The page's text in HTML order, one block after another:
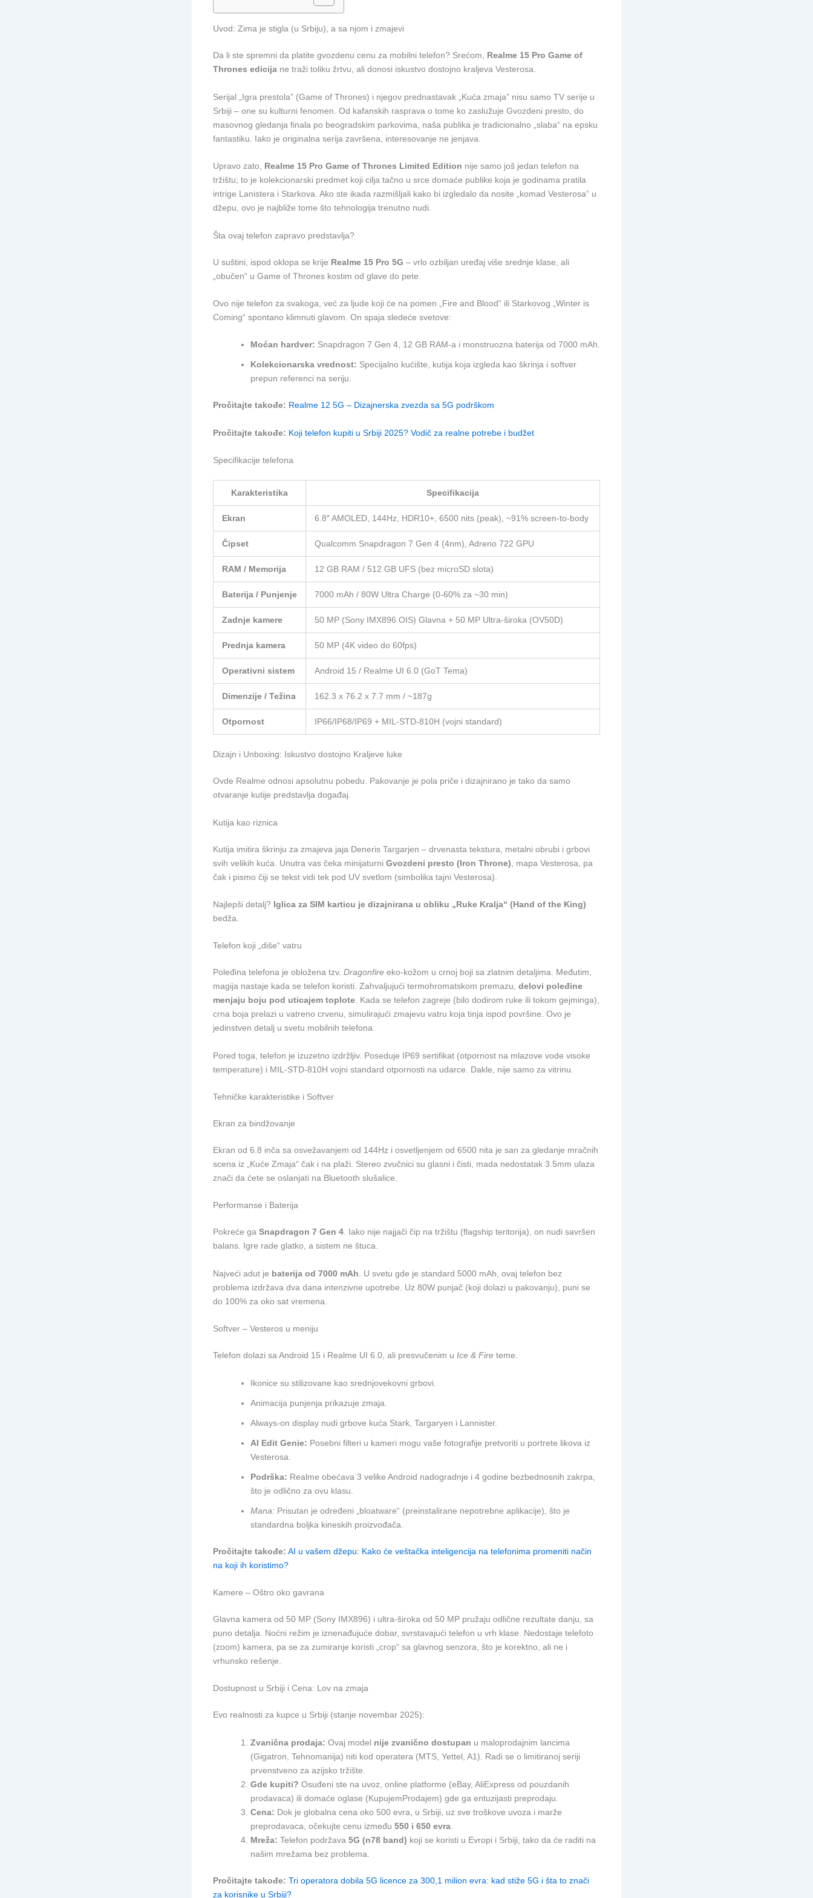
Uvod: Zima je stigla (u Srbiju), a sa njom i zmajevi
Da li ste spremni da platite gvozdenu cenu za mobilni telefon? Srećom, Realme 15 Pro Game of
Thrones edicija ne traži toliku žrtvu, ali donosi iskustvo dostojno kraljeva Vesterosa.
Serijal „Igra prestola” (Game of Thrones) i njegov prednastavak „Kuća zmaja” nisu samo TV serije u
Srbiji – one su kulturni fenomen. Od kafanskih rasprava o tome ko zaslužuje Gvozdeni presto, do
masovnog gledanja finala po beogradskim parkovima, naša publika je tradicionalno „slaba“ na epsku
fantastiku. Iako je originalna serija završena, interesovanje ne jenjava.
Upravo zato, Realme 15 Pro Game of Thrones Limited Edition nije samo još jedan telefon na
tržištu; to je kolekcionarski predmet koji cilja tačno u srce domaće publike koja je godinama pratila
intrige Lanistera i Starkova. Ako ste ikada razmišljali kako bi izgledalo da nosite „komad Vesterosa“ u
džepu, ovo je najbliže tome što tehnologija trenutno nudi.
Šta ovaj telefon zapravo predstavlja?
U suštini, ispod oklopa se krije Realme 15 Pro 5G – vrlo ozbiljan uređaj više srednje klase, ali
„obučen“ u Game of Thrones kostim od glave do pete.
Ovo nije telefon za svakoga, već za ljude koji će na pomen „Fire and Blood“ ili Starkovog „Winter is
Coming“ spontano klimnuti glavom. On spaja sledeće svetove:
Moćan hardver: Snapdragon 7 Gen 4, 12 GB RAM-a i monstruozna baterija od 7000 mAh.
Kolekcionarska vrednost: Specijalno kućište, kutija koja izgleda kao škrinja i softver
prepun referenci na seriju.
Pročitajte takođe: Realme 12 5G – Dizajnerska zvezda sa 5G podrškom
Pročitajte takođe: Koji telefon kupiti u Srbiji 2025? Vodič za realne potrebe i budžet
Specifikacije telefona
Karakteristika Specifikacija
Ekran 6.8″ AMOLED, 144Hz, HDR10+, 6500 nits (peak), ~91% screen-to-body
Čipset Qualcomm Snapdragon 7 Gen 4 (4nm), Adreno 722 GPU
RAM / Memorija 12 GB RAM / 512 GB UFS (bez microSD slota)
Baterija / Punjenje 7000 mAh / 80W Ultra Charge (0-60% za ~30 min)
Zadnje kamere 50 MP (Sony IMX896 OIS) Glavna + 50 MP Ultra-široka (OV50D)
Prednja kamera 50 MP (4K video do 60fps)
Operativni sistem Android 15 / Realme UI 6.0 (GoT Tema)
Dimenzije / Težina 162.3 x 76.2 x 7.7 mm / ~187g
Otpornost IP66/IP68/IP69 + MIL-STD-810H (vojni standard)
Dizajn i Unboxing: Iskustvo dostojno Kraljeve luke
Ovde Realme odnosi apsolutnu pobedu. Pakovanje je pola priče i dizajnirano je tako da samo
otvaranje kutije predstavlja događaj.
Kutija kao riznica
Kutija imitira škrinju za zmajeva jaja Deneris Targarjen – drvenasta tekstura, metalni obrubi i grbovi
svih velikih kuća. Unutra vas čeka minijaturni Gvozdeni presto (Iron Throne) , mapa Vesterosa, pa
čak i pismo čiji se tekst vidi tek pod UV svetlom (simbolika tajni Vesterosa).
Najlepši detalj? Iglica za SIM karticu je dizajnirana u obliku „Ruke Kralja“ (Hand of the King)
bedža.
Telefon koji „diše“ vatru
Poleđina telefona je obložena tzv. Dragonfire eko-kožom u crnoj boji sa zlatnim detaljima. Međutim,
magija nastaje kada se telefon koristi. Zahvaljujući termohromatskom premazu, delovi poleđine
menjaju boju pod uticajem toplote. Kada se telefon zagreje (bilo dodirom ruke ili tokom gejminga),
crna boja prelazi u vatreno crvenu, simulirajući zmajevu vatru koja tinja ispod površine. Ovo je
jedinstven detalj u svetu mobilnih telefona.
Pored toga, telefon je izuzetno izdržljiv. Poseduje IP69 sertifikat (otpornost na mlazove vode visoke
temperature) i MIL-STD-810H vojni standard otpornosti na udarce. Dakle, nije samo za vitrinu.
Tehničke karakteristike i Softver
Ekran za bindžovanje
Ekran od 6.8 inča sa osvežavanjem od 144Hz i osvetljenjem od 6500 nita je san za gledanje mračnih
scena iz „Kuće Zmaja“ čak i na plaži. Stereo zvučnici su glasni i čisti, mada nedostatak 3.5mm ulaza
znači da ćete se oslanjati na Bluetooth slušalice.
Performanse i Baterija
Pokreće ga Snapdragon 7 Gen 4. Iako nije najjači čip na tržištu (flagship teritorija), on nudi savršen
balans. Igre rade glatko, a sistem ne štuca.
Najveći adut je baterija od 7000 mAh . U svetu gde je standard 5000 mAh, ovaj telefon bez
problema izdržava dva dana intenzivne upotrebe. Uz 80W punjač (koji dolazi u pakovanju), puni se
do 100% za oko sat vremena.
Softver – Vesteros u meniju
Telefon dolazi sa Android 15 i Realme UI 6.0, ali presvučenim u Ice & Fire teme.
Ikonice su stilizovane kao srednjovekovni grbovi.
Animacija punjenja prikazuje zmaja.
Always-on display nudi grbove kuća Stark, Targaryen i Lannister.
AI Edit Genie: Posebni filteri u kameri mogu vaše fotografije pretvoriti u portrete likova iz
Vesterosa.
Podrška: Realme obećava 3 velike Android nadogradnje i 4 godine bezbednosnih zakrpa,
što je odlično za ovu klasu.
Mana: Prisutan je određeni „bloatware“ (preinstalirane nepotrebne aplikacije), što je
standardna boljka kineskih proizvođača.
Pročitajte takođe: AI u vašem džepu: Kako će veštačka inteligencija na telefonima promeniti način
na koji ih koristimo?
Kamere – Oštro oko gavrana
Glavna kamera od 50 MP (Sony IMX896) i ultra-široka od 50 MP pružaju odlične rezultate danju, sa
puno detalja. Noćni režim je iznenađujuće dobar, svrstavajući telefon u vrh klase. Nedostaje telefoto
(zoom) kamera, pa se za zumiranje koristi „crop“ sa glavnog senzora, što je korektno, ali ne i
vrhunsko rešenje.
Dostupnost u Srbiji i Cena: Lov na zmaja
Evo realnosti za kupce u Srbiji (stanje novembar 2025):
Zvanična prodaja: Ovaj model nije zvanično dostupan u maloprodajnim lancima
(Gigatron, Tehnomanija) niti kod operatera (MTS, Yettel, A1). Radi se o limitiranoj seriji
prvenstveno za azijsko tržište.
Gde kupiti? Osuđeni ste na uvoz, online platforme (eBay, AliExpress od pouzdanih
prodavaca) ili domaće oglase (KupujemProdajem) gde ga entuzijasti preprodaju.
Cena: Dok je globalna cena oko 500 evra, u Srbiji, uz sve troškove uvoza i marže
preprodavaca, očekujte cenu između 550 i 650 evra
Mreža: Telefon podržava 5G (n78 band) koji se koristi u Evropi i Srbiji, tako da će raditi na
našim mrežama bez problema.
Pročitajte takođe: Tri operatora dobila 5G licence za 300,1 milion evra: kad stiže 5G i šta to znači
za korisnike u Srbiji?